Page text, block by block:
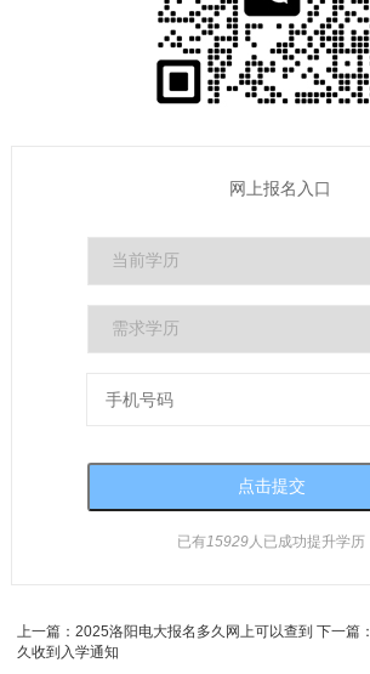
网上报名入口
已有15929人已成功提升学历
上一篇： 2025洛阳电大报名多久网上可以查到 下一篇：
久收到入学通知